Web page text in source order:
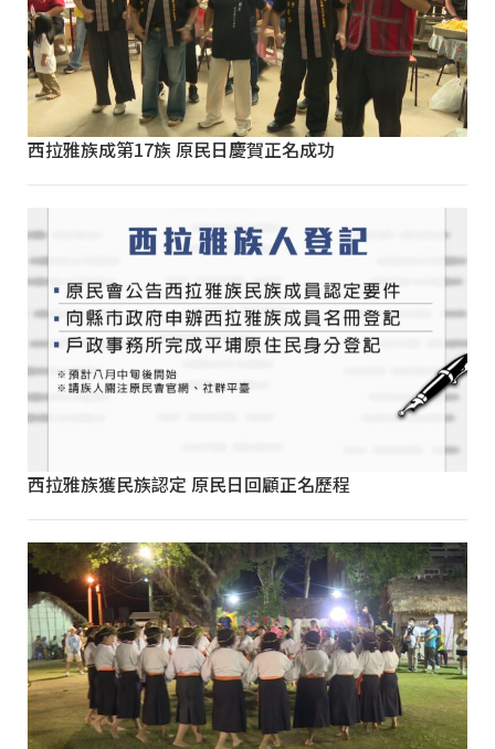
西拉雅族成第17族 原民日慶賀正名成功
西拉雅族獲民族認定 原民日回顧正名歷程